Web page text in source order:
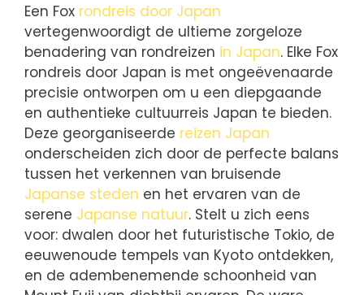
Een Fox rondreis door Japan
vertegenwoordigt de ultieme zorgeloze
benadering van rondreizen in Japan. Elke Fox
rondreis door Japan is met ongeëvenaarde
precisie ontworpen om u een diepgaande
en authentieke cultuurreis Japan te bieden.
Deze georganiseerde reizen Japan
onderscheiden zich door de perfecte balans
tussen het verkennen van bruisende
Japanse steden en het ervaren van de
serene Japanse natuur. Stelt u zich eens
voor: dwalen door het futuristische Tokio, de
eeuwenoude tempels van Kyoto ontdekken,
en de adembenemende schoonheid van